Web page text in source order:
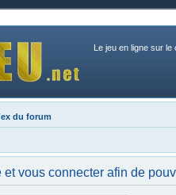
Le jeu en ligne sur le
du forum
vous connecter afin de